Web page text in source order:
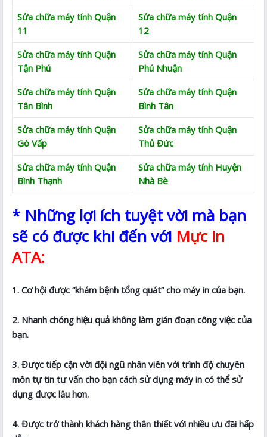
Sửa chữa máy tính Quận
11
Sửa chữa máy tính Quận
12
Sửa chữa máy tính Quận
Tận Phú
Sửa chữa máy tính Quận
Phú Nhuận
Sửa chữa máy tính Quận
Tân Bình
Sửa chữa máy tính Quận
Bình Tân
Sửa chữa máy tính Quận
Gò Vấp
Sửa chữa máy tính Quận
Thủ Đức
Sửa chữa máy tính Quận
Bình Thạnh
Sửa chữa máy tính Huyện
Nhà Bè
* Những lợi ích tuyệt vời mà bạn
sẽ có được khi đến với Mực in
ATA:
1. Cơ hội được “khám bệnh tổng quát” cho máy in của bạn.
2. Nhanh chóng hiệu quả không làm gián đoạn công việc của
bạn.
3. Được tiếp cận vời đội ngũ nhân viên với trình độ chuyên
môn tự tin tư vấn cho bạn cách sử dụng máy in có thể sử
dụng được lâu hơn.
4. Được trở thành khách hàng thân thiết với nhiều ưu đãi hấp